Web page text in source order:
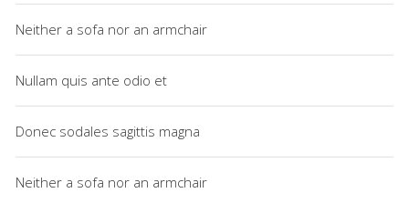
Neither a sofa nor an armchair
Nullam quis ante odio et
Donec sodales sagittis magna
Neither a sofa nor an armchair